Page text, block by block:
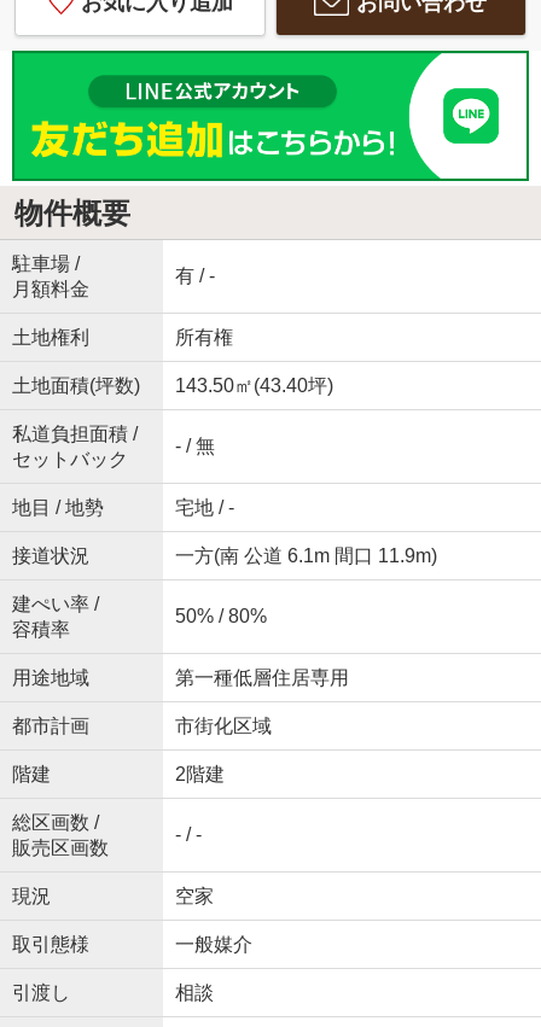
物件概要
駐車場 /
月額料金
有 / -
土地権利 所有権
土地面積(坪数) 143.50㎡(43.40坪)
私道負担面積 /
セットバック
- / 無
地目 / 地勢 宅地 / -
接道状況 一方(南 公道 6.1m 間口 11.9m)
建ぺい率 /
容積率
50% / 80%
用途地域 第一種低層住居専用
都市計画 市街化区域
階建 2階建
総区画数 /
販売区画数
- / -
現況 空家
取引態様 一般媒介
引渡し 相談